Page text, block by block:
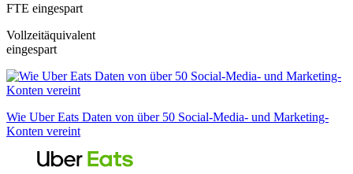
FTE eingespart
Vollzeitäquivalent
eingespart
Wie Uber Eats Daten von über 50 Social-Media- und Marketing-
Konten vereint